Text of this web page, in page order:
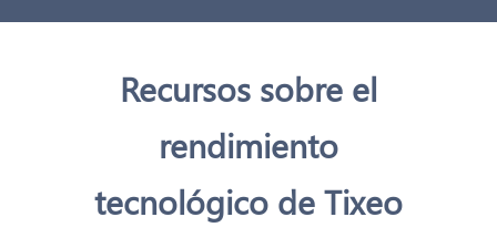
Recursos sobre el
rendimiento
tecnológico de Tixeo